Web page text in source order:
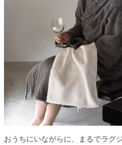
おうちにいながらに、まるでラグ